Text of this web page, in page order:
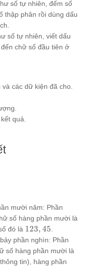
số tự nhiên, đếm số
thập phân rồi dùng dấu
số tự nhiên, viết dấu
chữ số đầu tiên ở
các dữ kiện đã cho.
quả.
mười năm: Phần
số hàng phần mười là
đó là 123,45
123, 45
phần nghìn: Phần
số hàng phần mười là
tin), hàng phần